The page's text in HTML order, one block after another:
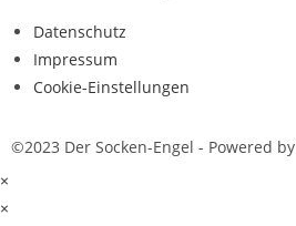
©2023 Der Socken-Engel - Powered by
Datenschutz
Impressum
Cookie-Einstellungen
×
×